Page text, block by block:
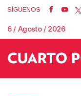
SÍGUENOS
6 / Agosto / 2026